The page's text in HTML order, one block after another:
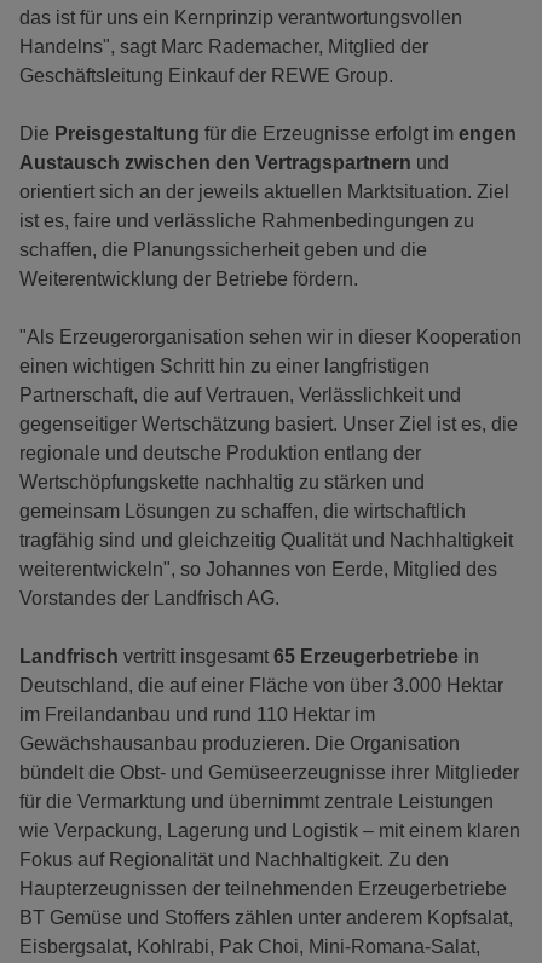
das ist für uns ein Kernprinzip verantwortungsvollen
Handelns", sagt Marc Rademacher, Mitglied der
Geschäftsleitung Einkauf der REWE Group.
Die Preisgestaltung für die Erzeugnisse erfolgt im engen
Austausch zwischen den Vertragspartnern und
orientiert sich an der jeweils aktuellen Marktsituation. Ziel
ist es, faire und verlässliche Rahmenbedingungen zu
schaffen, die Planungssicherheit geben und die
Weiterentwicklung der Betriebe fördern.
"Als Erzeugerorganisation sehen wir in dieser Kooperation
einen wichtigen Schritt hin zu einer langfristigen
Partnerschaft, die auf Vertrauen, Verlässlichkeit und
gegenseitiger Wertschätzung basiert. Unser Ziel ist es, die
regionale und deutsche Produktion entlang der
Wertschöpfungskette nachhaltig zu stärken und
gemeinsam Lösungen zu schaffen, die wirtschaftlich
tragfähig sind und gleichzeitig Qualität und Nachhaltigkeit
weiterentwickeln", so Johannes von Eerde, Mitglied des
Vorstandes der Landfrisch AG.
Landfrisch vertritt insgesamt 65 Erzeugerbetriebe in
Deutschland, die auf einer Fläche von über 3.000 Hektar
im Freilandanbau und rund 110 Hektar im
Gewächshausanbau produzieren. Die Organisation
bündelt die Obst- und Gemüseerzeugnisse ihrer Mitglieder
für die Vermarktung und übernimmt zentrale Leistungen
wie Verpackung, Lagerung und Logistik – mit einem klaren
Fokus auf Regionalität und Nachhaltigkeit. Zu den
Haupterzeugnissen der teilnehmenden Erzeugerbetriebe
BT Gemüse und Stoffers zählen unter anderem Kopfsalat,
Eisbergsalat, Kohlrabi, Pak Choi, Mini-Romana-Salat,